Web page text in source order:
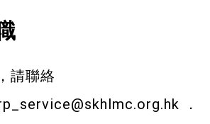
請聯絡
．